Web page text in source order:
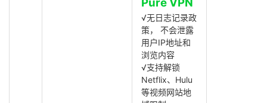
√无日志记录政
策， 不会泄露
用户IP地址和
浏览内容
√支持解锁
Netflix、Hulu
等视频网站地